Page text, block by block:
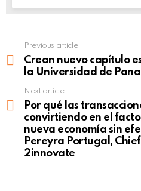
more
Previous article
Crean nuevo capítulo
la Universidad de
Next article
Por qué las
convirtiendo en el
nueva economía sin
Pereyra Portugal,
2innovate